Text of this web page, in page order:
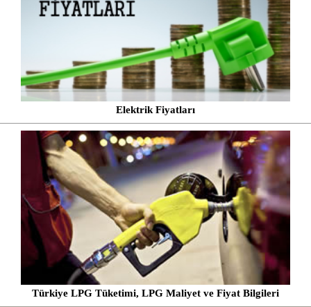
Elektrik Fiyatları
Türkiye LPG Tüketimi, LPG Maliyet ve Fiyat Bilgileri